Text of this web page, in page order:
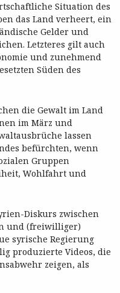
Situation des
das Land verheert, ein
Gelder und
Letzteres gilt auch
und zunehmend
Süden des
die Gewalt im Land
im März und
lassen
befürchten, wenn
Gruppen
Wohlfahrt und
Diskurs zwischen
und (freiwilliger)
syrische Regierung
produzierte Videos, die
zeigen, als